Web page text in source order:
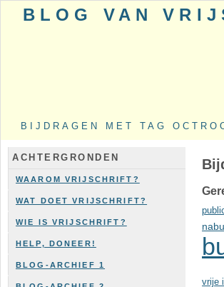
BLOG VAN
BIJDRAGEN MET TAG
ACHTERGRONDEN
WAAROM VRIJSCHRIFT?
WAT DOET VRIJSCHRIFT?
WIE IS VRIJSCHRIFT?
HELP, DONEER!
BLOG-ARCHIEF 1
vrije